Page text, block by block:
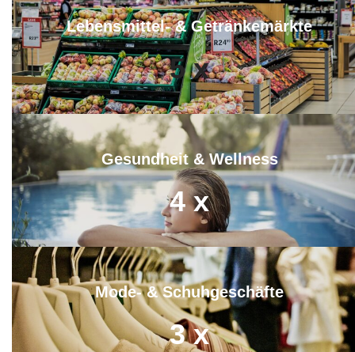
Lebensmittel- & Getränkemärkte
5 x
Gesundheit & Wellness
4 x
Mode- & Schuhgeschäfte
3 x